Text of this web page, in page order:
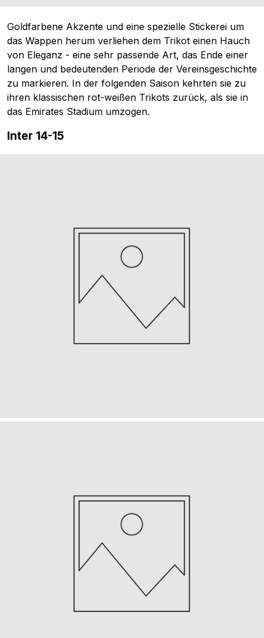
Goldfarbene Akzente und eine spezielle Stickerei um
das Wappen herum verliehen dem Trikot einen Hauch
von Eleganz - eine sehr passende Art, das Ende einer
langen und bedeutenden Periode der Vereinsgeschichte
zu markieren. In der folgenden Saison kehrten sie zu
ihren klassischen rot-weißen Trikots zurück, als sie in
das Emirates Stadium umzogen.
Inter 14-15